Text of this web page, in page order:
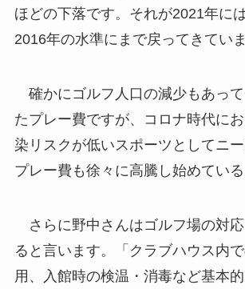
ほどの下落です。それが2021年に
2016年の水準にまで戻ってきていま
確かにゴルフ人口の減少もあっ
たプレー費ですが、コロナ時代に
染リスクが低いスポーツとしてニー
プレー費も徐々に高騰し始めている
さらに野中さんはゴルフ場の対
ると言います。「クラブハウス内
用、入館時の検温・消毒など基本